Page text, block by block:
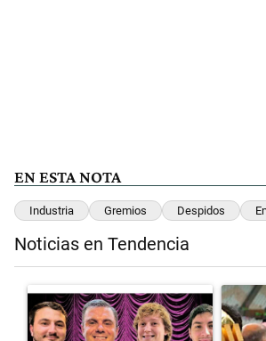
EN ESTA NOTA
Industria Gremios Despidos
Noticias en Tendencia
Un artículo de tendencia con el títuloUn